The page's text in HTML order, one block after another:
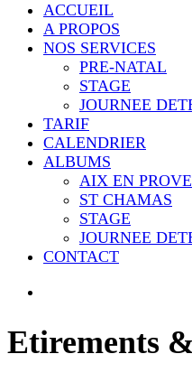
ACCUEIL
A PROPOS
NOS SERVICES
PRE-NATAL
STAGE
JOURNEE
TARIF
CALENDRIER
ALBUMS
AIX EN
ST CHAMAS
STAGE
JOURNEE
CONTACT
Etirements